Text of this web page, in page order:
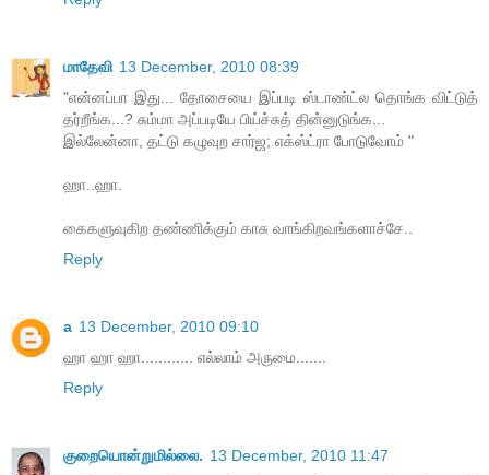
மாதேவி 13 December, 2010 08:39
"என்னப்பா இது... தோசையை இப்படி ஸ்டாண்ட்ல தொங்க விட்டுத்
தர்றீங்க...? சும்மா அப்படியே பிய்ச்சுத் தின்னுடுங்க...
இல்லேன்னா, தட்டு கழுவுற சார்ஜ; எக்ஸ்ட்ரா போடுவோம் "
ஹா..ஹா.
கைகளுவுகிற தண்ணிக்கும் காசு வாங்கிறவங்களாச்சே..
Reply
a 13 December, 2010 09:10
ஹா ஹா ஹா............ எல்லாம் அருமை.......
Reply
குறையொன்றுமில்லை. 13 December, 2010 11:47